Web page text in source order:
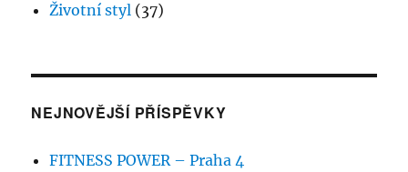
Životní styl (37)
NEJNOVĚJŠÍ PŘÍSPĚVKY
FITNESS POWER – Praha 4